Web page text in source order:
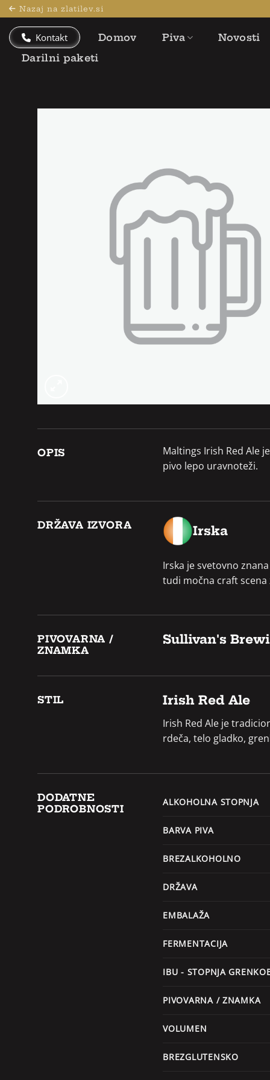
Skoči
na
vsebino
Nazaj na zlatilev.si
Kontakt Domov Piva
Novosti
Darilni paketi
OPIS
Maltings Irish Red Ale
pivo lepo uravnoteži.
DRŽAVA IZVORA Irska
Irska je svetovno
tudi močna craft
PIVOVARNA /
ZNAMKA
Sullivan's
STIL Irish Red Ale
Irish Red Ale je
rdeča, telo gladko,
DODATNE
PODROBNOSTI
ALKOHOLNA STOPNJA
BARVA PIVA
BREZALKOHOLNO
DRŽAVA
EMBALAŽA
FERMENTACIJA
IBU - STOPNJA
PIVOVARNA / ZNAMKA
VOLUMEN
BREZGLUTENSKO